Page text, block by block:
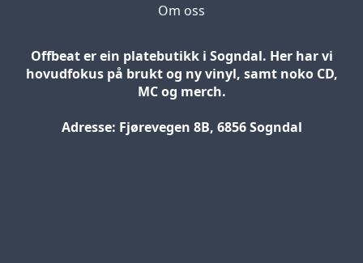
Om oss
Offbeat er ein platebutikk i Sogndal. Her har vi
hovudfokus på brukt og ny vinyl, samt noko CD,
MC og merch.
Adresse: Fjørevegen 8B, 6856 Sogndal